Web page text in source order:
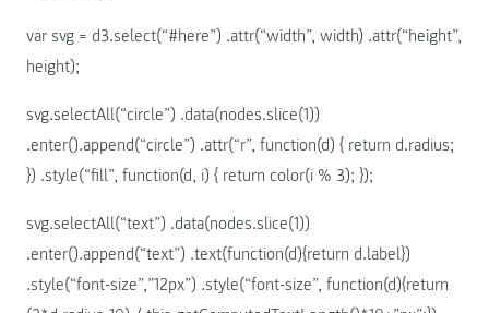
var svg = d3.select(“#here”) .attr(“width”, width) .attr(“height”,
height);
svg.selectAll(“circle”) .data(nodes.slice(1))
.enter().append(“circle”) .attr(“r”, function(d) { return d.radius;
}) .style(“fill”, function(d, i) { return color(i % 3); });
svg.selectAll(“text”) .data(nodes.slice(1))
.enter().append(“text”) .text(function(d){return d.label})
.style(“font-size”,”12px”) .style(“font-size”, function(d){return